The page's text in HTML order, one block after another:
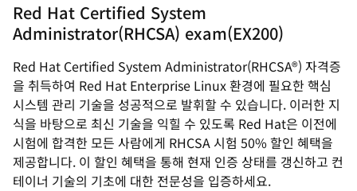
Red Hat Certified System
Administrator(RHCSA) exam(EX200)
Red Hat Certified System Administrator(RHCSA®) 자격증
을 취득하여 Red Hat Enterprise Linux 환경에 필요한 핵심
시스템 관리 기술을 성공적으로 발휘할 수 있습니다. 이러한 지
식을 바탕으로 최신 기술을 익힐 수 있도록 Red Hat은 이전에
시험에 합격한 모든 사람에게 RHCSA 시험 50% 할인 혜택을
제공합니다. 이 할인 혜택을 통해 현재 인증 상태를 갱신하고 컨
테이너 기술의 기초에 대한 전문성을 입증하세요.